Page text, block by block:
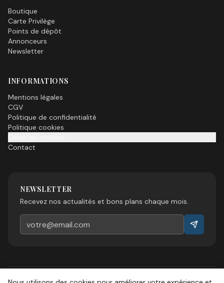
Boutique
Carte Privilège
Points de dépôt
Annonceurs
Newsletter
INFORMATIONS
Mentions légales
CGV
Politique de confidentialité
Politique cookies
Contact
NEWSLETTER
Recevez nos actualités et bons plans chaque mois.